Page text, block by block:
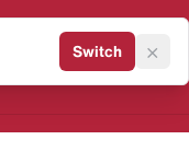
Sneaker
Switch ×